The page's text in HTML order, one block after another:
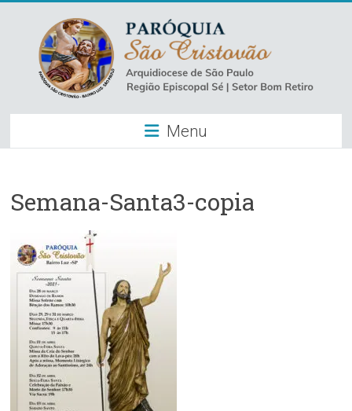
content
Paróquia
São
–
Luz
Arquidiocese
São
Paulo
Região
Episcopal
Menu
Semana-Santa3-copia